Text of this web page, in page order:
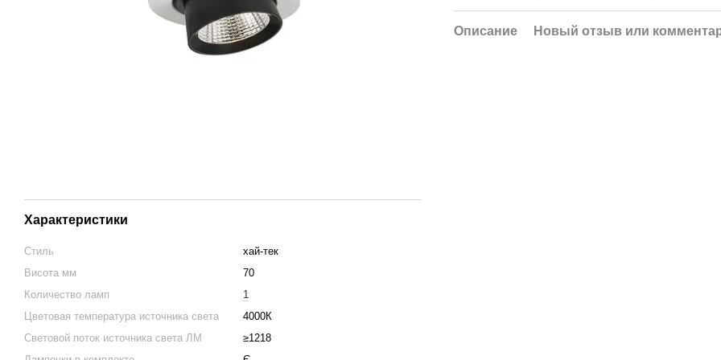
Характеристики
Стиль
хай-тек
Висота мм
70
Количество ламп
1
Цветовая температура источника света
4000К
Световой поток источника света ЛМ
≥1218
Описание Новый отзыв или